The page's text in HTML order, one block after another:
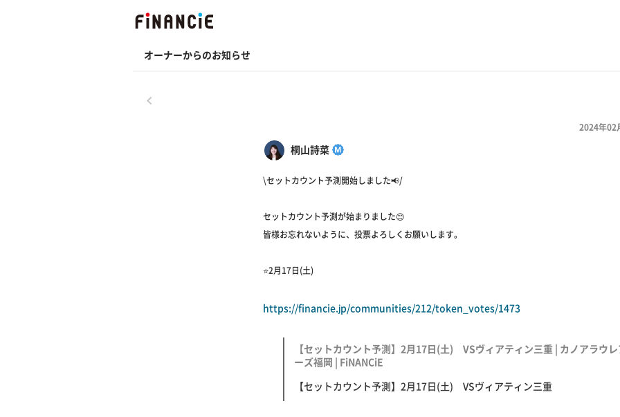
オーナーからのお知らせ
桐山詩菜
2024年02
\セットカウント予測開始しました📢/
セットカウント予測が始まりました😊
皆様お忘れないように、投票よろしくお願いします。
⭐️2月17日(土)
https://financie.jp/communities/212/token_votes/1473
【セットカウント予測】2月17日(土) VSヴィアティン三重 | カノアラウ
ーズ福岡 | FiNANCiE
【セットカウント予測】2月17日(土) VSヴィアティン三重